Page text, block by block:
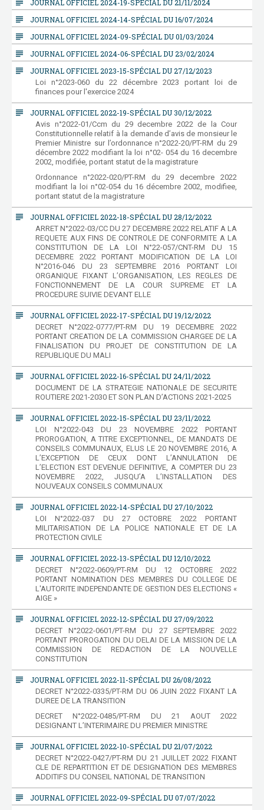
subject JOURNAL OFFICIEL 2024-19-SPÉCIAL DU 21/11/2024
subject JOURNAL OFFICIEL 2024-14-SPÉCIAL DU 16/07/2024
subject JOURNAL OFFICIEL 2024-09-SPÉCIAL DU 01/03/2024
subject JOURNAL OFFICIEL 2024-06-SPÉCIAL DU 23/02/2024
subject JOURNAL OFFICIEL 2023-15-SPÉCIAL DU 27/12/2023
Loi n°2023-060 du 22 décembre 2023 portant loi de
finances pour l'exercice 2024
subject JOURNAL OFFICIEL 2022-19-SPÉCIAL DU 30/12/2022
Avis n°2022-01/Ccm du 29 decembre 2022 de la Cour
Constitutionnelle relatif à la demande d’avis de monsieur le
Premier Ministre sur l’ordonnance n°2022-20/PT-RM du 29
décembre 2022 modifiant la loi n°02- 054 du 16 decembre
2002, modifiée, portant statut de la magistrature
Ordonnance n°2022-020/PT-RM du 29 decembre 2022
modifiant la loi n°02-054 du 16 décembre 2002, modifiee,
portant statut de la magistrature
subject JOURNAL OFFICIEL 2022-18-SPÉCIAL DU 28/12/2022
ARRET N°2022-03/CC DU 27 DECEMBRE 2022 RELATIF A LA
REQUETE AUX FINS DE CONTROLE DE CONFORMITE A LA
CONSTITUTION DE LA LOI N°22-057/CNT-RM DU 15
DECEMBRE 2022 PORTANT MODIFICATION DE LA LOI
N°2016-046 DU 23 SEPTEMBRE 2016 PORTANT LOI
ORGANIQUE FIXANT L’ORGANISATION, LES REGLES DE
FONCTIONNEMENT DE LA COUR SUPREME ET LA
PROCEDURE SUIVIE DEVANT ELLE
subject JOURNAL OFFICIEL 2022-17-SPÉCIAL DU 19/12/2022
DECRET N°2022-0777/PT-RM DU 19 DECEMBRE 2022
PORTANT CREATION DE LA COMMISSION CHARGEE DE LA
FINALISATION DU PROJET DE CONSTITUTION DE LA
REPUBLIQUE DU MALI
subject JOURNAL OFFICIEL 2022-16-SPÉCIAL DU 24/11/2022
DOCUMENT DE LA STRATEGIE NATIONALE DE SECURITE
ROUTIERE 2021-2030 ET SON PLAN D’ACTIONS 2021-2025
subject JOURNAL OFFICIEL 2022-15-SPÉCIAL DU 23/11/2022
LOI N°2022-043 DU 23 NOVEMBRE 2022 PORTANT
PROROGATION, A TITRE EXCEPTIONNEL, DE MANDATS DE
CONSEILS COMMUNAUX, ELUS LE 20 NOVEMBRE 2016, A
L’EXCEPTION DE CEUX DONT L’ANNULATION DE
L’ELECTION EST DEVENUE DEFINITIVE, A COMPTER DU 23
NOVEMBRE 2022, JUSQU’A L’INSTALLATION DES
NOUVEAUX CONSEILS COMMUNAUX
subject JOURNAL OFFICIEL 2022-14-SPÉCIAL DU 27/10/2022
LOI N°2022-037 DU 27 OCTOBRE 2022 PORTANT
MILITARISATION DE LA POLICE NATIONALE ET DE LA
PROTECTION CIVILE
subject JOURNAL OFFICIEL 2022-13-SPÉCIAL DU 12/10/2022
DECRET N°2022-0609/PT-RM DU 12 OCTOBRE 2022
PORTANT NOMINATION DES MEMBRES DU COLLEGE DE
L'AUTORITE INDEPENDANTE DE GESTION DES ELECTIONS «
AIGE »
subject JOURNAL OFFICIEL 2022-12-SPÉCIAL DU 27/09/2022
DECRET N°2022-0601/PT-RM DU 27 SEPTEMBRE 2022
PORTANT PROROGATION DU DELAI DE LA MISSION DE LA
COMMISSION DE REDACTION DE LA NOUVELLE
CONSTITUTION
subject JOURNAL OFFICIEL 2022-11-SPÉCIAL DU 26/08/2022
DECRET N°2022-0335/PT-RM DU 06 JUIN 2022 FIXANT LA
DUREE DE LA TRANSITION
DECRET N°2022-0485/PT-RM DU 21 AOUT 2022
DESIGNANT L’INTERIMAIRE DU PREMIER MINISTRE
subject JOURNAL OFFICIEL 2022-10-SPÉCIAL DU 21/07/2022
DECRET N°2022-0427/PT-RM DU 21 JUILLET 2022 FIXANT
CLE DE REPARTITION ET DE DESIGNATION DES MEMBRES
ADDITIFS DU CONSEIL NATIONAL DE TRANSITION
subject JOURNAL OFFICIEL 2022-09-SPÉCIAL DU 07/07/2022